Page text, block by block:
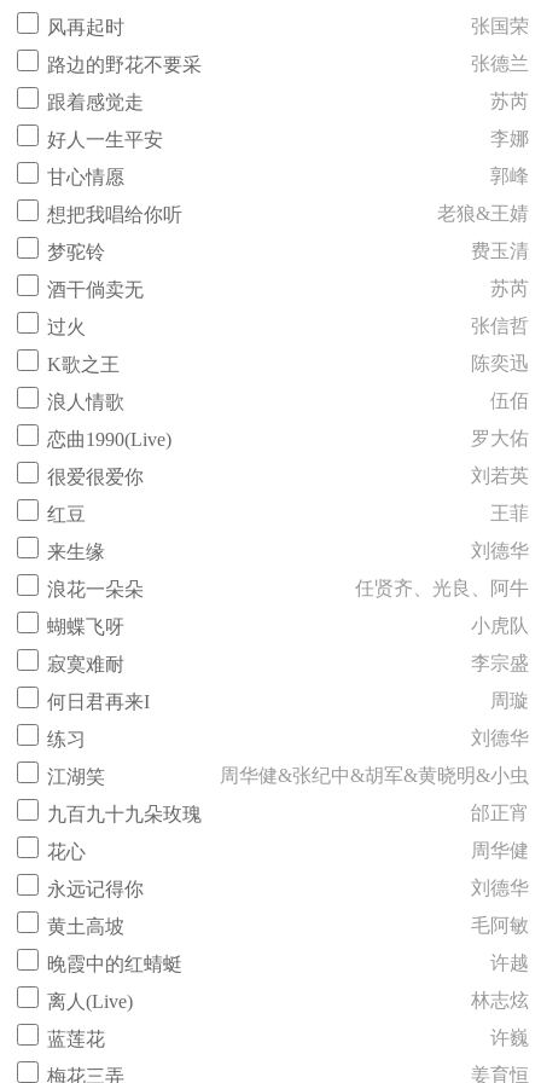
风再起时
张国荣
路边的野花不要采
张德兰
跟着感觉走
苏芮
好人一生平安
李娜
甘心情愿
郭峰
想把我唱给你听
老狼&王婧
梦驼铃
费玉清
酒干倘卖无
苏芮
过火
张信哲
K歌之王
陈奕迅
浪人情歌
伍佰
恋曲1990(Live)
罗大佑
很爱很爱你
刘若英
红豆
王菲
来生缘
刘德华
浪花一朵朵
任贤齐、光良、阿牛
蝴蝶飞呀
小虎队
寂寞难耐
李宗盛
何日君再来I
周璇
练习
刘德华
江湖笑
周华健&张纪中&胡军&黄晓明&小虫
九百九十九朵玫瑰
邰正宵
花心
周华健
永远记得你
刘德华
黄土高坡
毛阿敏
晚霞中的红蜻蜓
许越
离人(Live)
林志炫
蓝莲花
许巍
梅花三弄
姜育恒